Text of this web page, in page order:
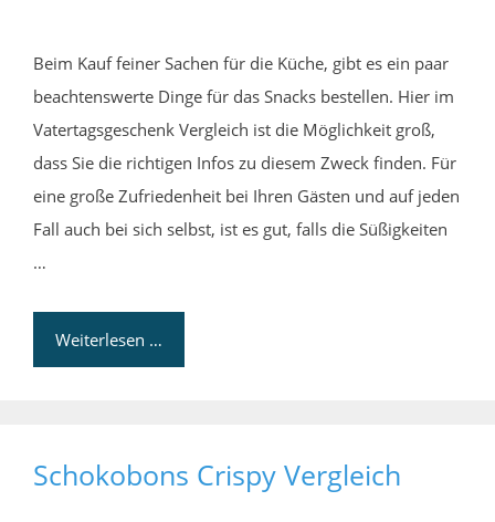
Beim Kauf feiner Sachen für die Küche, gibt es ein paar
beachtenswerte Dinge für das Snacks bestellen. Hier im
Vatertagsgeschenk Vergleich ist die Möglichkeit groß,
dass Sie die richtigen Infos zu diesem Zweck finden. Für
eine große Zufriedenheit bei Ihren Gästen und auf jeden
Fall auch bei sich selbst, ist es gut, falls die Süßigkeiten
…
Weiterlesen …
Schokobons Crispy Vergleich